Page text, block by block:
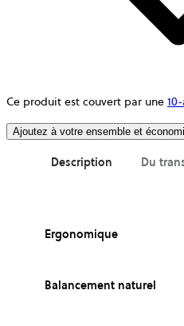
Ce produit est couvert par une
Ajoutez à votre ensemble et
Description Du
Ergonomique
Balancement naturel